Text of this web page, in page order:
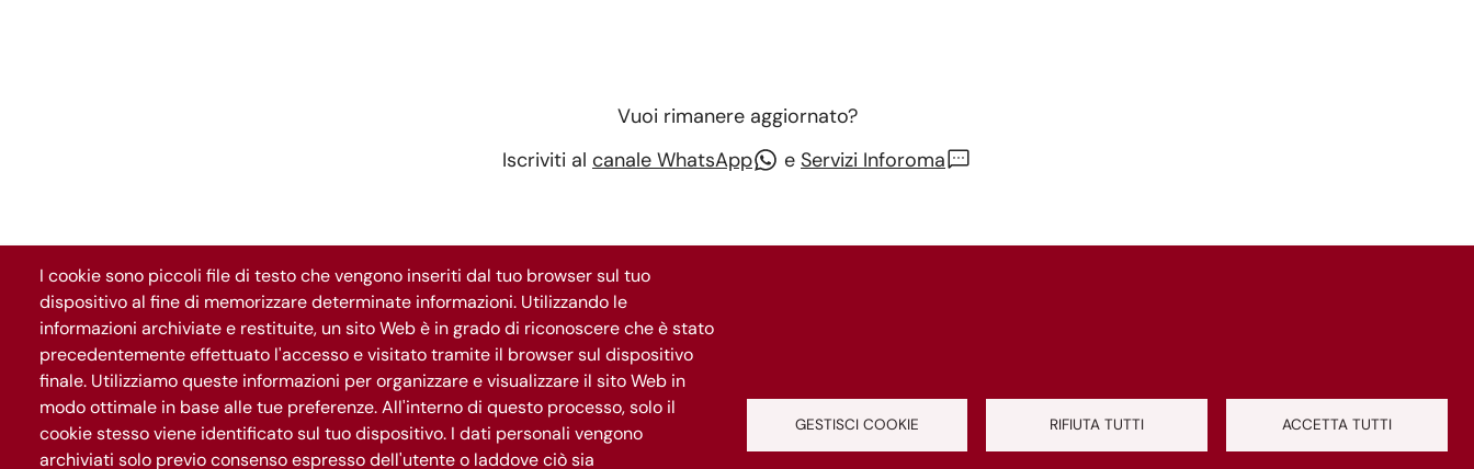
Vuoi rimanere aggiornato?
Iscriviti al canale WhatsApp e Servizi Inforoma
La mappaIl progetto News
I cookie sono piccoli file di testo che vengono inseriti dal tuo browser sul tuo
dispositivo al fine di memorizzare determinate informazioni. Utilizzando le
informazioni archiviate e restituite, un sito Web è in grado di riconoscere che è stato
precedentemente effettuato l'accesso e visitato tramite il browser sul dispositivo
finale. Utilizziamo queste informazioni per organizzare e visualizzare il sito Web in
modo ottimale in base alle tue preferenze. All'interno di questo processo, solo il
cookie stesso viene identificato sul tuo dispositivo. I dati personali vengono
archiviati solo previo consenso espresso dell'utente o laddove ciò sia
GESTISCI COOKIE RIFIUTA TUTTI ACCETTA TUTTI